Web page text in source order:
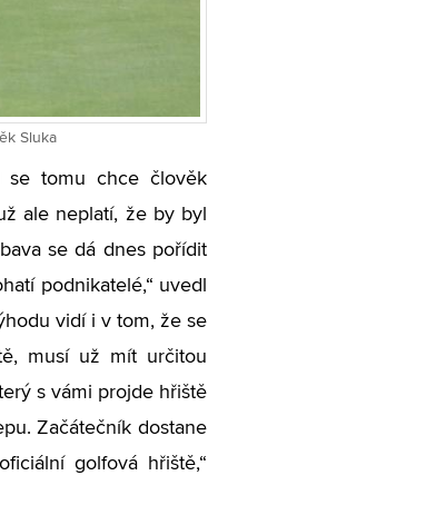
Sluka
se tomu chce člověk
ale neplatí, že by byl
se dá dnes pořídit
podnikatelé,“ uvedl
vidí i v tom, že se
musí už mít určitou
s vámi projde hřiště
Začátečník dostane
golfová hřiště,“